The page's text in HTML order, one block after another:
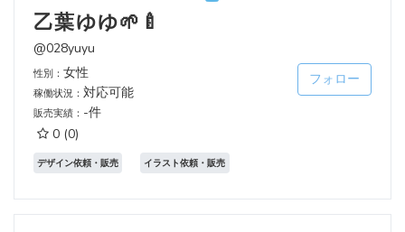
乙葉ゆゆ🌱🍼
@028yuyu
性別： 女性
稼働状況： 対応可能
販売実績： -件
0 (0)
フォロー
デザイン依頼・販売 イラスト依頼・販売